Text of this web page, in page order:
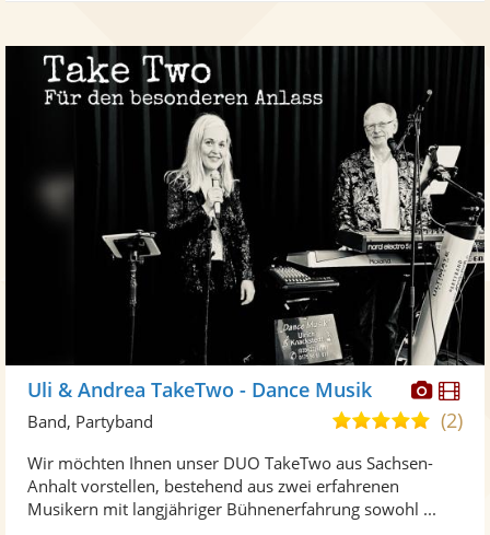
Uli & Andrea TakeTwo - Dance Musik
5,0(2)
Band, Partyband
Wir möchten Ihnen unser DUO TakeTwo aus Sachsen-
Anhalt vorstellen, bestehend aus zwei erfahrenen
Musikern mit langjähriger Bühnenerfahrung sowohl ...